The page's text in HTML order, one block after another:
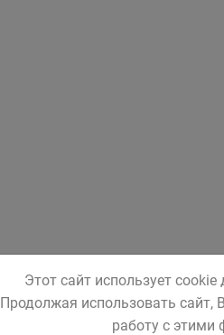
Этот сайт использует
Продолжая использовать сайт,
работу с этими